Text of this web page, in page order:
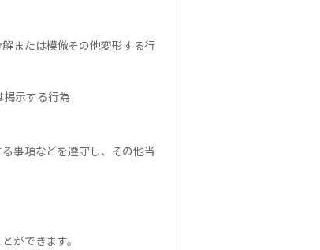
または模倣その他変形する行
掲示する行為
事項などを遵守し、その他当
ができます。